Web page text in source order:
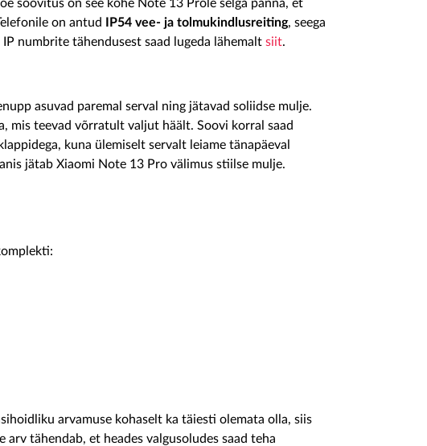
soovitus on see kohe Note 13 Prole selga panna, et
on antud
IP54 vee- ja tolmukindlusreiting, seega
numbrite tähendusest saad lugeda lähemalt siit.
asuvad paremal serval ning jätavad soliidse mulje.
mis teevad võrratult valjut häält. Soovi korral saad
kuna ülemiselt servalt leiame tänapäeval
jätab Xiaomi Note 13 Pro välimus stiilse mulje.
arvamuse kohaselt ka täiesti olemata olla, siis
arv tähendab, et heades valgusoludes saad teha